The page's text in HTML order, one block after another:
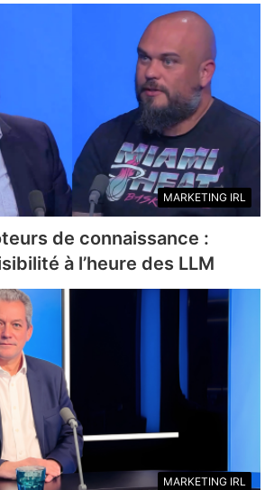
MARKETING IRL
de connaissance :
à l’heure des LLM
MARKETING IRL